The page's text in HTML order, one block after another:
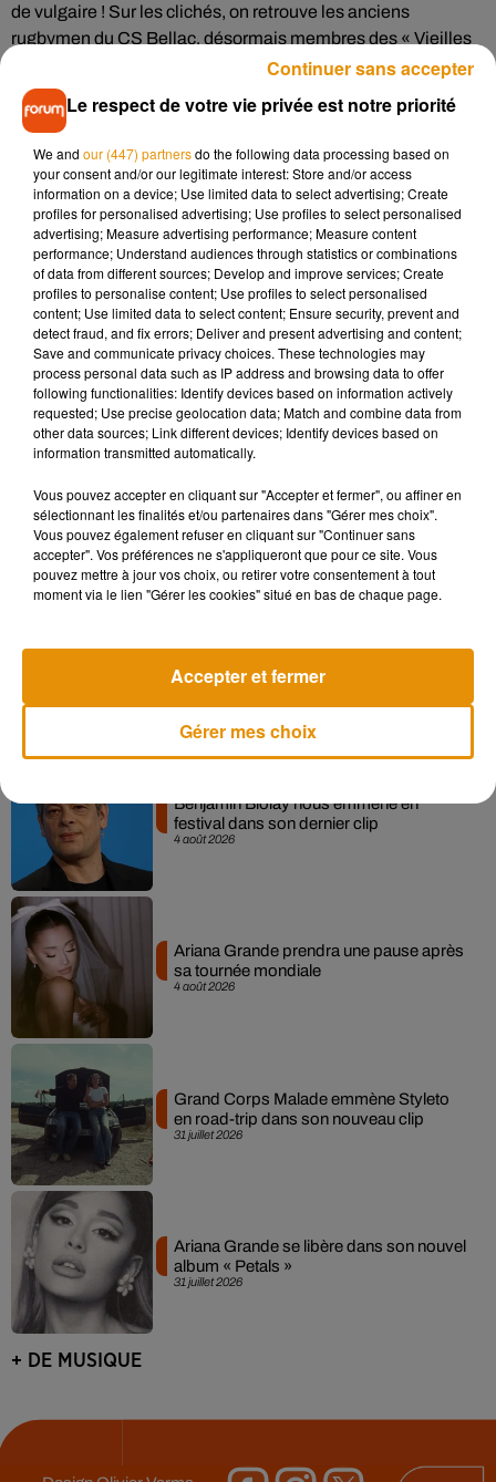
de vulgaire ! Sur les clichés, on retrouve les anciens
rugbymen du CS Bellac, désormais membres des « Vieilles
Couennes ». Le calendrier a été tiré à plus de 400
exemplaires et sera vendu au prix de 8 euros. Les photos ont
été réalisées par Fabien Delavallade, un photographe
Comment se procurer le calendrier ?
Vous pouvez acheter le calendrier dans de nombreux bars et
commerces à Bellac : Le Terminus, Le Central, Le Cheval
Blanc, Le Bar des Amis, le Mag Presse. A Peyrat-de-Bellac, à
la boutique d’antiquité Ritter ou encore « Chez Sylvie »
Musique
5 août 2026
Après le film, bientôt une docu-série sur
le père de Michael Jackson
live session solaire
4 août 2026
Benjamin Biolay nous emmène en
festival dans son dernier clip
4 août 2026
Ariana Grande prendra une pause après
sa tournée mondiale
31 juillet 2026
Grand Corps Malade emmène Styleto
en road-trip dans son nouveau clip
31 juillet 2026
Ariana Grande se libère dans son nouvel
album « Petals »
+ DE MUSIQUE
Le respect de votre vie privée est notre priorité
We and our (447) partnersdo the following data processing based on
your consent and/or our legitimate interest: Store and/or access
information on a device; Use limited data to select advertising; Create
profiles for personalised advertising; Use profiles to select personalised
advertising; Measure advertising performance; Measure content
performance; Understand audiences through statistics or combinations
of data from different sources; Develop and improve services; Create
profiles to personalise content; Use profiles to select personalised
content; Use limited data to select content; Ensure security, prevent and
detect fraud, and fix errors; Deliver and present advertising and content;
Save and communicate privacy choices. These technologies may
process personal data such as IP address and browsing data to offer
following functionalities: Identify devices based on information actively
requested; Use precise geolocation data; Match and combine data from
other data sources; Link different devices; Identify devices based on
information transmitted automatically.
Vous pouvez accepter en cliquant sur "Accepter et fermer", ou affiner en
sélectionnant les finalités et/ou partenaires dans "Gérer mes choix".
Vous pouvez également refuser en cliquant sur "Continuer sans
accepter". Vos préférences ne s'appliqueront que pour ce site. Vous
pouvez mettre à jour vos choix, ou retirer votre consentement à tout
moment via le lien "Gérer les cookies" situé en bas de chaque page.
Gérer mes choix
Accepter et fermer
Continuer sans accepter